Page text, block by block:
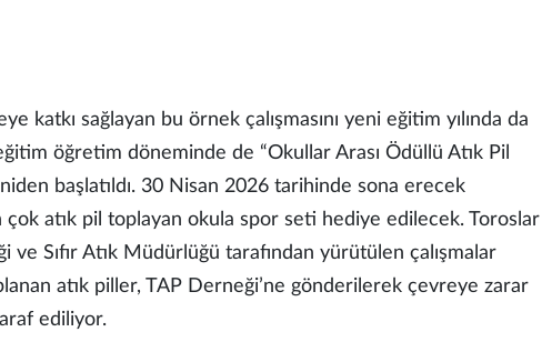
katkı sağlayan bu örnek çalışmasını yeni eğitim yılında da
öğretim döneminde de “Okullar Arası Ödüllü Atık Pil
başlatıldı. 30 Nisan 2026 tarihinde sona erecek
çok atık pil toplayan okula spor seti hediye edilecek. Toroslar
ve Sıfır Atık Müdürlüğü tarafından yürütülen çalışmalar
atık piller, TAP Derneği’ne gönderilerek çevreye zarar
ediliyor.